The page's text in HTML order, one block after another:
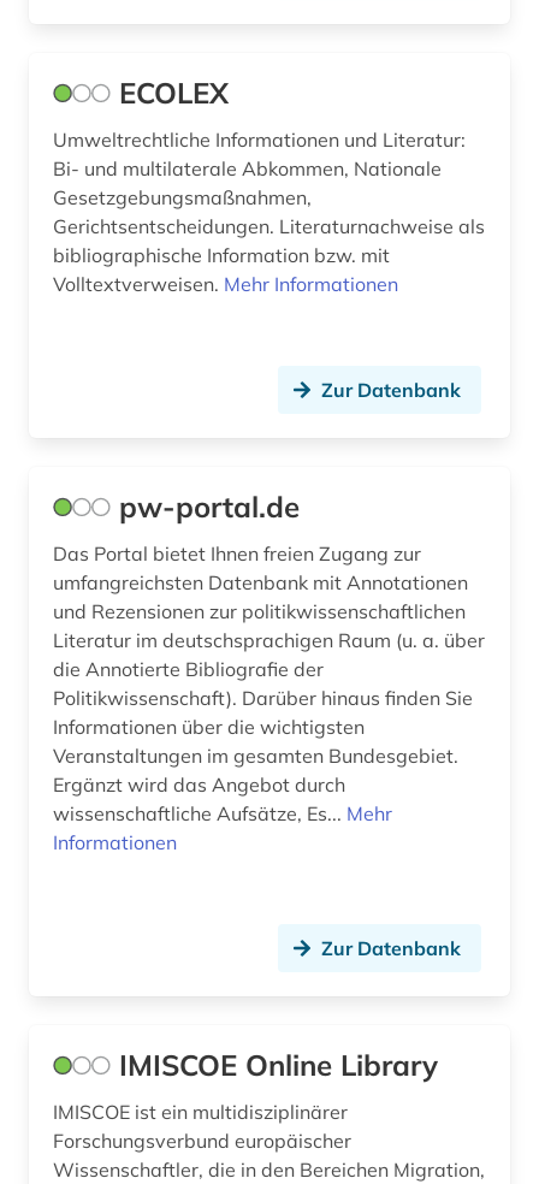
anglistik (11)
angloamerikanische literatur (1)
angloamerikanischer kulturraum (2)
anlagenbau (3)
anthologie (9)
anthropogeographie (1)
anthropologie (11)
anthropologische linguistik (1)
anthroposophie (1)
anthroposophische medizin (1)
anthropozän (1)
antisemitismus (1)
antisemitismusforschung (1)
anwendungssoftware (1)
Makedonien (7)
Mecklenburg-Vorpommern (4)
Niederlande (12)
Niedersachsen (4)
Nordamerika (6)
Nordrhein-Westfalen (5)
Norwegen (29)
Oesterreich (30)
Osmanisches Reich (5)
Ostasien (3)
Palaestina (2)
Polen (11)
Portugal (7)
Rheinland-Pfalz (4)
ECOLEX
Umweltrechtliche Informationen und Literatur:
Bi- und multilaterale Abkommen, Nationale
Gesetzgebungsmaßnahmen,
Gerichtsentscheidungen. Literaturnachweise als
bibliographische Information bzw. mit
Volltextverweisen. Mehr Informationen
Zur Datenbank
pw-portal.de
Das Portal bietet Ihnen freien Zugang zur
umfangreichsten Datenbank mit Annotationen
und Rezensionen zur politikwissenschaftlichen
Literatur im deutschsprachigen Raum (u. a. über
die Annotierte Bibliografie der
Politikwissenschaft). Darüber hinaus finden Sie
Informationen über die wichtigsten
Veranstaltungen im gesamten Bundesgebiet.
Ergänzt wird das Angebot durch
wissenschaftliche Aufsätze, Es... Mehr
Informationen
Zur Datenbank
IMISCOE Online Library
IMISCOE ist ein multidisziplinärer
Forschungsverbund europäischer
Wissenschaftler, die in den Bereichen Migration,